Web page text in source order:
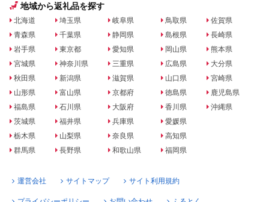
地域から返礼品を探す
北海道
青森県
岩手県
宮城県
秋田県
山形県
福島県
茨城県
栃木県
群馬県
埼玉県
千葉県
東京都
神奈川県
新潟県
富山県
石川県
福井県
山梨県
長野県
岐阜県
静岡県
愛知県
三重県
滋賀県
京都府
大阪府
兵庫県
奈良県
和歌山県
鳥取県
島根県
岡山県
広島県
山口県
徳島県
香川県
愛媛県
高知県
福岡県
佐賀県
長崎県
熊本県
大分県
宮崎県
鹿児島県
沖縄県
運営会社 サイトマップ サイト利用規約